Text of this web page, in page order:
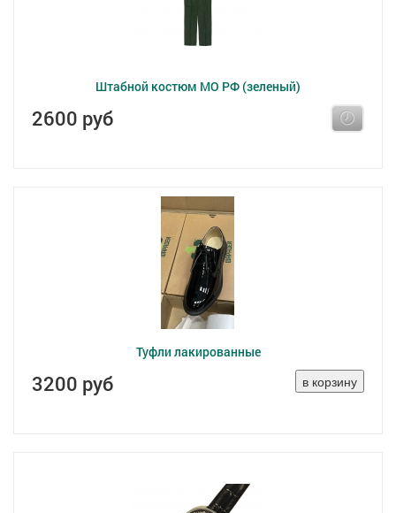
Штабной костюм МО РФ (зеленый)
2600 руб
Туфли лакированные
3200 руб